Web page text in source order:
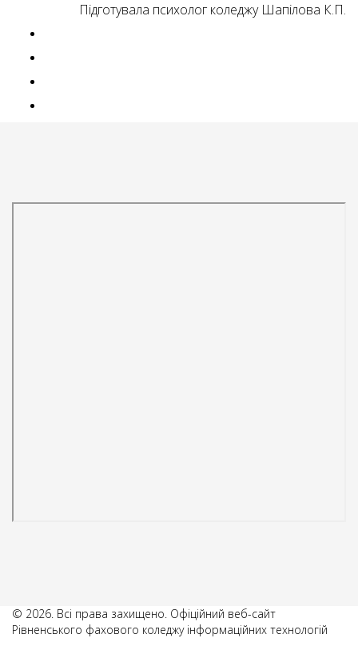
Підготувала психолог коледжу Шапілова К.П.
© 2026. Всі права захищено. Офіційний веб-сайт
Рівненського фахового коледжу інформаційних технологій